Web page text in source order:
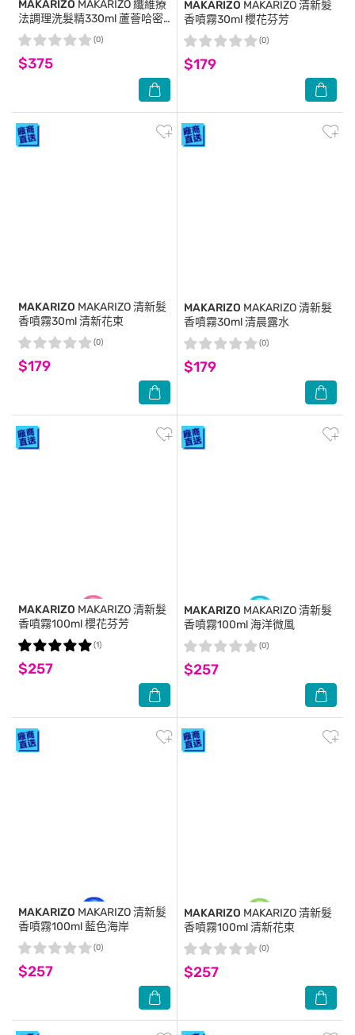
MAKARIZO MAKARIZO 纖維療
法調理洗髮精330ml 蘆薈哈密
瓜
$375
(0)
MAKARIZO MAKARIZO 清新髮
香噴霧30ml 櫻花芬芳
$179
(0)
MAKARIZO MAKARIZO 清新髮
香噴霧30ml 清新花束
$179
(0)
MAKARIZO MAKARIZO 清新髮
香噴霧30ml 清晨露水
$179
(0)
MAKARIZO MAKARIZO 清新髮
香噴霧100ml 櫻花芬芳
$257
(1)
MAKARIZO MAKARIZO 清新髮
香噴霧100ml 海洋微風
$257
(0)
MAKARIZO MAKARIZO 清新髮
香噴霧100ml 藍色海岸
$257
(0)
MAKARIZO MAKARIZO 清新髮
香噴霧100ml 清新花束
$257
(0)